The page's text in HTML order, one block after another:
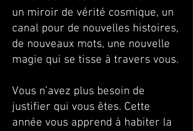
un miroir de vérité cosmique, un
canal pour de nouvelles histoires,
de nouveaux mots, une nouvelle
magie qui se tisse à travers vous.
Vous n’avez plus besoin de
justifier qui vous êtes. Cette
année vous apprend à habiter la